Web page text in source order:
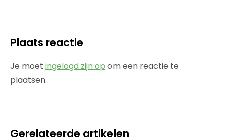
Plaats reactie
Je moet ingelogd zijn op om een reactie te
plaatsen.
Gerelateerde artikelen